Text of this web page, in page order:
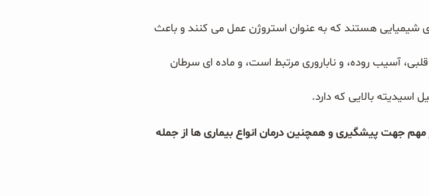
هستند که به عنوان استروژن عمل می کنند و باعث
آسیب روده، و ناباروری مرتبط است، و ماده ای سرطان
اسیدیته بالایی که دارد.
جهت پیشگیری و همچنین درمان انواع بیماری ها از جمله